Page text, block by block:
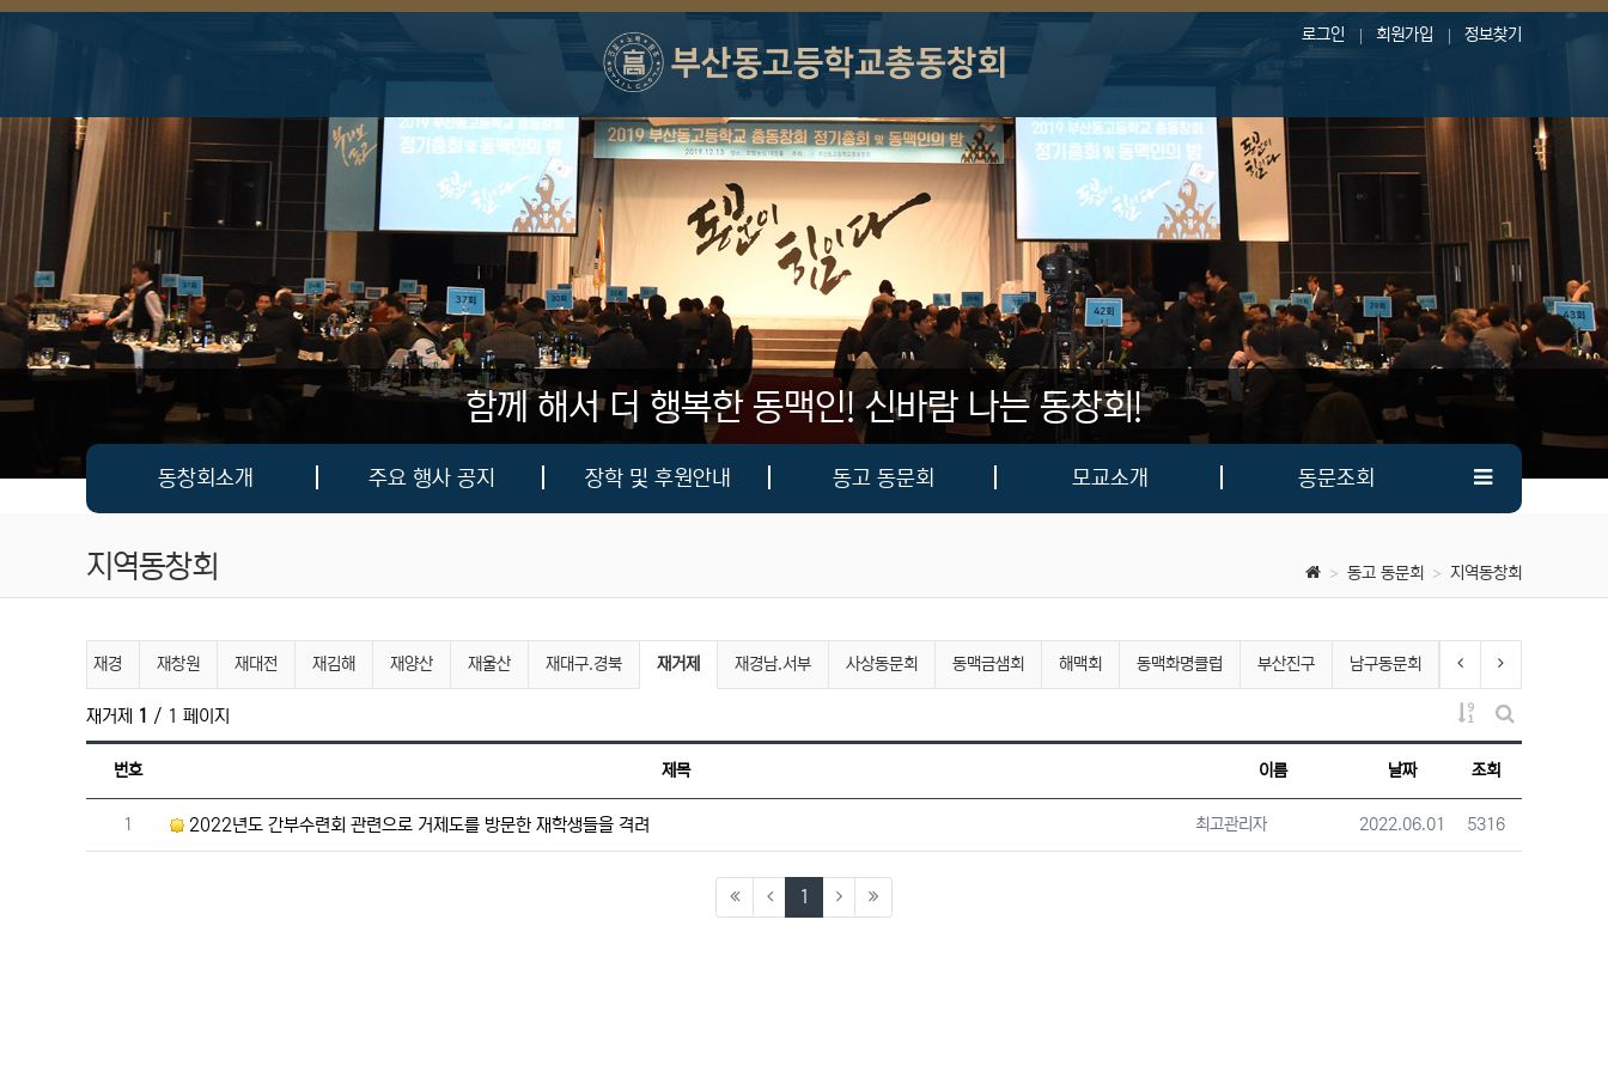
로그인 회원가입 정보찾기
함께 해서 더 행복한 동맥인!신바람 나는 동창회!
메인 메뉴
동창회소개 주요 행사 공지 장학 및 후원안내 동고 동문회 모교소개 동문조회
지역동창회 동고 동문회 지역동창회
지역동창회 분류 목록
재경 재창원 재대전 재김해 재양산 재울산 재대구.경북 현재 분류
재거제 재경남.서부 사상동문회 동맥금샘회 해맥회 동맥화명클럽 부산진구 남구동문회 이전 분류다음 분류
재거제 1 / 1 페이지
게시물 정렬
게시판 검색
번호
제목 이름 날짜 조회
번호
1 2022년도 간부수련회 관련으로 거제도를 방문한 재학생들을 격려 등록자
최고관리자 등록일
2022.06.01 조회
5316
1 (current)